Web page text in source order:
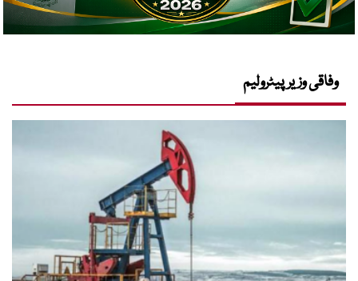
وفاقی وزیر پیٹرولیم